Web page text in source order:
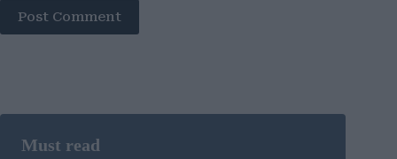
Post Comment